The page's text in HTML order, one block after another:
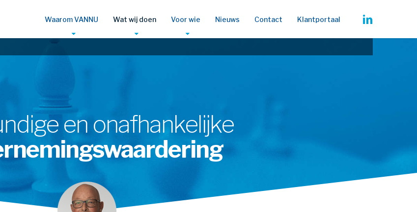
Waarom VANNU Wat wij doen Voor wie Nieuws Contact Klantportaal linkedin
en onafhankelijke